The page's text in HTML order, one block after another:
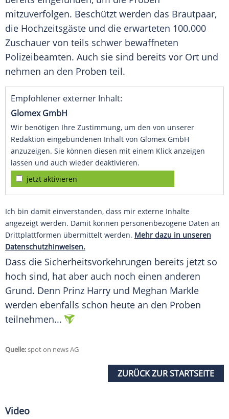
mitzuverfolgen. Beschützt werden das Brautpaar,
die Hochzeitsgäste und die erwarteten 100.000
Zuschauer von teils schwer bewaffneten
Polizeibeamten. Auch sie sind bereits vor Ort und
nehmen an den Proben teil.
Empfohlener externer Inhalt:
Glomex GmbH
Wir benötigen Ihre Zustimmung, um den von unserer
Redaktion eingebundenen Inhalt von Glomex GmbH
anzuzeigen. Sie können diesen mit einem Klick anzeigen
lassen und auch wieder deaktivieren.
jetzt aktivieren
Ich bin damit einverstanden, dass mir externe Inhalte
angezeigt werden. Damit können personenbezogene Daten an
Drittplattformen übermittelt werden. Mehr dazu in unseren
Datenschutzhinweisen.
Dass die Sicherheitsvorkehrungen bereits jetzt so
hoch sind, hat aber auch noch einen anderen
Grund. Denn Prinz Harry und Meghan Markle
werden ebenfalls schon heute an den Proben
teilnehmen...
Quelle:spot on news AG
ZURÜCK ZUR STARTSEITE
Video